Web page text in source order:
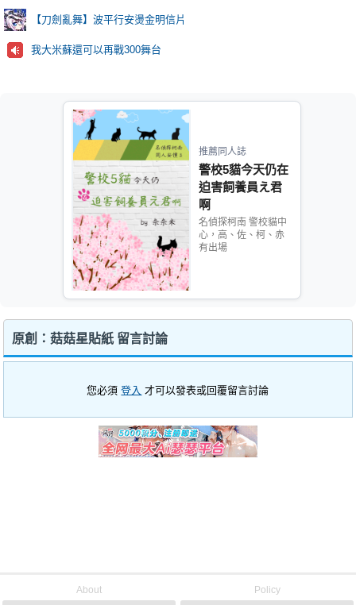
【刀劍亂舞】波平行安燙金明信片
我大米蘇還可以再戰300舞台
推薦同人誌
警校5貓今天仍在
迫害飼養員え君
啊
名偵探柯南 警校貓中
心，高、佐、柯、赤
有出場
原創：菇菇星貼紙 留言討論
您必須登入 才可以發表或回覆留言討論
About Policy